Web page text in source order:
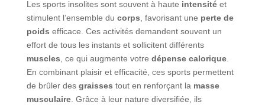
Les sports insolites sont souvent à haute intensitéet
stimulent l’ensemble du corps, favorisant une perte de
poids efficace. Ces activités demandent souvent un
effort de tous les instants et sollicitent différents
muscles, ce qui augmente votre dépense calorique.
En combinant plaisir et efficacité, ces sports permettent
de brûler des graisses tout en renforçant la masse
musculaire. Grâce à leur nature diversifiée, ils